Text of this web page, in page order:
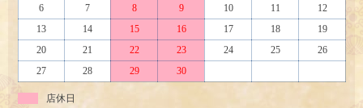
6
7 8 9 10 11
12
13
14 15 16 17 18
19
20
21 22 23 24 25
26
27
28 29 30
店休日